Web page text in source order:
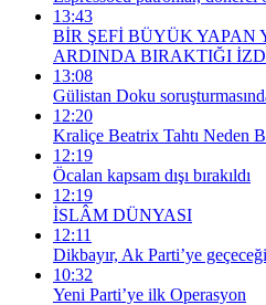
13:43
BİR ŞEFİ BÜYÜK YAPAN
ARDINDA BIRAKTIĞI
13:08
Gülistan Doku
12:20
Kraliçe Beatrix Tahtı Neden
12:19
Öcalan kapsam dışı bırakıldı
12:19
İSLÂM DÜNYASI
12:11
Dikbayır, Ak Parti’ye
10:32
Yeni Parti’ye ilk Operasyon